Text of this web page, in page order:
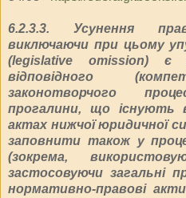
6.2.3.3. Усунення
виключаючи при цьому
(legislative omission) є
відповідного
законотворчого
прогалини, що існують
актах нижчої юридичної
заповнити також у
(зокрема,
застосовуючи загальні
нормативно-правові